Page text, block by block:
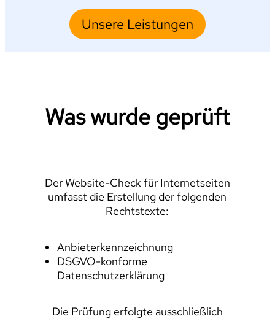
Unsere Leistungen
Was wurde geprüft
Der Website-Check für Internetseiten
umfasst die Erstellung der folgenden
Rechtstexte:
Anbieterkennzeichnung
DSGVO-konforme
Datenschutzerklärung
Die Prüfung erfolgte ausschließlich